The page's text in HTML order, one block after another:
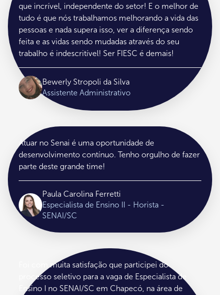
que incrível, independente do setor! E o melhor de
tudo é que nós trabalhamos melhorando a vida das
pessoas e nada supera isso, ver a diferença sendo
feita e as vidas sendo mudadas através do seu
trabalho é indescritível! Ser FIESC é demais!
Bewerly Stropoli da Silva
Assistente Administrativo
Atuar no Senai é uma oportunidade de
desenvolvimento contínuo. Tenho orgulho de fazer
parte deste grande time!
Paula Carolina Ferretti
Especialista de Ensino II - Horista -
SENAI/SC
Foi com muita satisfação que participei do
processo seletivo para a vaga de Especialista de
Ensino I no SENAI/SC em Chapecó, na área de